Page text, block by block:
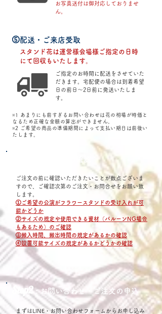
お写真送付は御対応しておりませ
ん。
⑤配送・ご来店受取
スタンド花は運営様会場様ご指定の日時
にて回収もいたします。
ご指定のお時間に配送をさせていた
だきます。宅配便の場合は到着希望
日の前日〜2日前に発送いたしま
す。
​※1 あまりにも前すぎるお問い合わせは花の相場が時価と
なるため正確な金額の算出ができません。
​※2 ご希望の商品の準備期間によって支払い期日は前後い
たします。
: 必要事項の確認
​ご注文の前に確認いただきたいことが数点ございま
すので、ご確認次第のご注文・お問合せをお願い致
します。
①ご希望の公演がフラワースタンドの受け入れが可
能かどうか
②サイズの規定や使用できる資材（バルーンNG場合
もあるため）のご確認
​③搬入時間、搬出時間の規定があるかの確認
​④設置可能サイズの規定があるかどうかの確認
Step2: お問い合わせ・ご注文の申込
まずはLINE・お問い合わせフォームからお申し込み